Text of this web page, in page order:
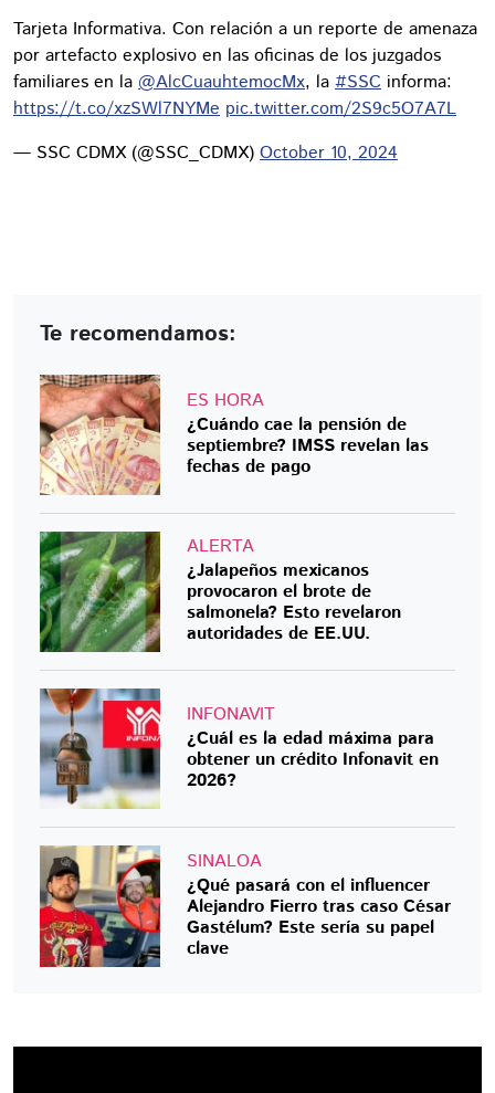
Tarjeta Informativa. Con relación a un reporte de amenaza
por artefacto explosivo en las oficinas de los juzgados
familiares en la @AlcCuauhtemocMx, la #SSC informa:
https://t.co/xzSWl7NYMe pic.twitter.com/2S9c5O7A7L
— SSC CDMX (@SSC_CDMX) October 10, 2024
Te recomendamos:
ES HORA
¿Cuándo cae la pensión de
septiembre? IMSS revelan las
fechas de pago
ALERTA
¿Jalapeños mexicanos
provocaron el brote de
salmonela? Esto revelaron
autoridades de EE.UU.
INFONAVIT
¿Cuál es la edad máxima para
obtener un crédito Infonavit en
2026?
SINALOA
¿Qué pasará con el influencer
Alejandro Fierro tras caso César
Gastélum? Este sería su papel
clave